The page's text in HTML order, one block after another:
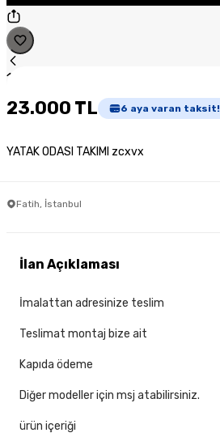
1
23.000 TL 6 aya varan taksit!
YATAK ODASI TAKIMI zcxvx
Fatih, İstanbul
İlan Açıklaması
İmalattan adresinize teslim
Teslimat montaj bize ait
Kapıda ödeme
Diğer modeller için msj atabilirsiniz.
ürün içeriği